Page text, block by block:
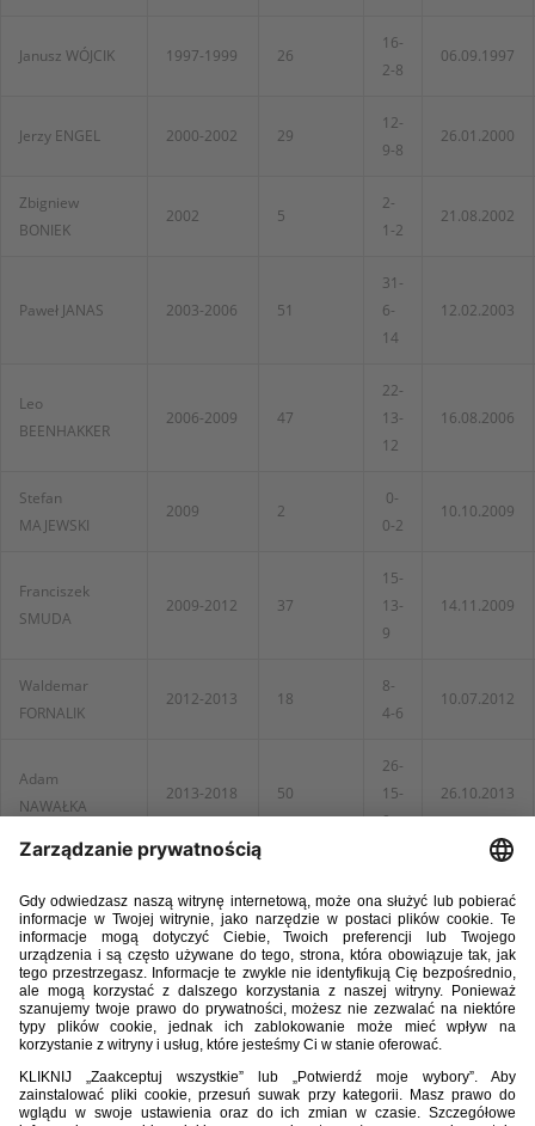
Janusz WÓJCIK 1997-1999 26
16-
2-8
06.09.1997
Jerzy ENGEL 2000-2002 29
12-
9-8
26.01.2000
Zbigniew
BONIEK
2002 5
2-
1-2
21.08.2002
Paweł JANAS 2003-2006 51
31-
6-
14
12.02.2003
Leo
BEENHAKKER
2006-2009 47
22-
13-
12
16.08.2006
Stefan
MAJEWSKI
2009 2
0-
0-2
10.10.2009
Franciszek
SMUDA
2009-2012 37
15-
13-
9
14.11.2009
Waldemar
FORNALIK
2012-2013 18
8-
4-6
10.07.2012
Adam
NAWAŁKA
2013-2018 50
26-
15-
9
26.10.2013
5-7
Paulo SOUSA 2021-2022 15
6-
5-4
25.03.2021
Czesław
2022 13
5-
24.03.2022
Fernando 3-